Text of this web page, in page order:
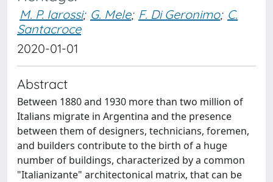
M. P. Iarossi; G. Mele; F. Di Geronimo; C.
Santacroce
2020-01-01
Abstract
Between 1880 and 1930 more than two million of
Italians migrate in Argentina and the presence
between them of designers, technicians, foremen,
and builders contribute to the birth of a huge
number of buildings, characterized by a common
"Italianizante" architectonical matrix, that can be